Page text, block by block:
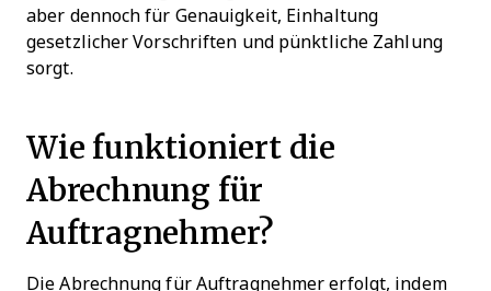
aber dennoch für Genauigkeit, Einhaltung
gesetzlicher Vorschriften und pünktliche Zahlung
sorgt.
Wie funktioniert die
Abrechnung für
Auftragnehmer?
Die Abrechnung für Auftragnehmer erfolgt, indem